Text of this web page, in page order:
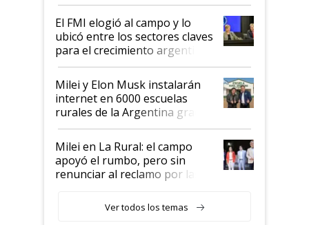
de Milei
El FMI elogió al campo y lo
ubicó entre los sectores claves
para el crecimiento argentino
Milei y Elon Musk instalarán
internet en 6000 escuelas
rurales de la Argentina gracias
a un acuerdo con Starlink
Milei en La Rural: el campo
apoyó el rumbo, pero sin
renunciar al reclamo por las
Ver todos los temas